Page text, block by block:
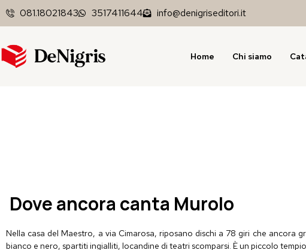
081.18021843 3517411644 info@denigriseditori.it
Home Chi siamo
Dove ancora canta Murolo
Nella casa del Maestro, a via Cimarosa, riposano dischi a 78 giri che ancora
bianco e nero, spartiti ingialliti, locandine di teatri scomparsi. È un piccolo